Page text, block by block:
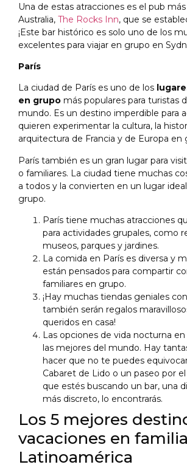
Una de estas atracciones es el pub
Australia, The Rocks Inn, que se
¡Este bar histórico es solo uno de los
excelentes para viajar en grupo en
París
La ciudad de París es uno de los
en grupo más populares para turistas
mundo. Es un destino imperdible para
quieren experimentar la cultura, la
arquitectura de Francia y de Europa en
París también es un gran lugar para
o familiares. La ciudad tiene muchas
a todos y la convierten en un lugar
grupo.
París tiene muchas atracciones
para actividades grupales, como
museos, parques y jardines.
La comida en París es diversa y
están pensados para compartir
familiares en grupo.
¡Hay muchas tiendas geniales
también serán regalos
queridos en casa!
Las opciones de vida nocturna
las mejores del mundo. Hay
hacer que no te puedes
Cabaret de Lido o un paseo por el
que estés buscando un bar, una
más discreto, lo encontrarás.
Los 5 mejores
vacaciones en
Latinoamérica